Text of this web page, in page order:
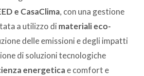
e CasaClima, con una gestione
a utilizzo di materiali eco-
delle emissioni e degli impatti
di soluzioni tecnologiche
energeticae comfort e